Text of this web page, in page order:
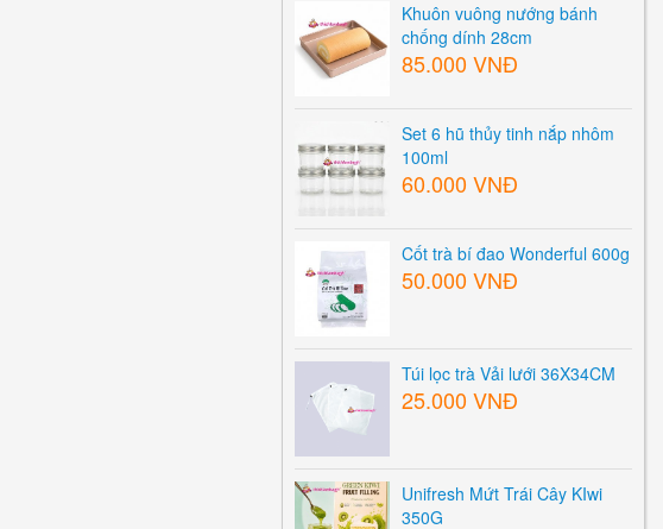
Khuôn vuông nướng bánh
chống dính 28cm
85.000 VNĐ
Set 6 hũ thủy tinh nắp nhôm
100ml
60.000 VNĐ
Cốt trà bí đao Wonderful 600g
50.000 VNĐ
Túi lọc trà Vải lưới 36X34CM
25.000 VNĐ
Unifresh Mứt Trái Cây KIwi
350G